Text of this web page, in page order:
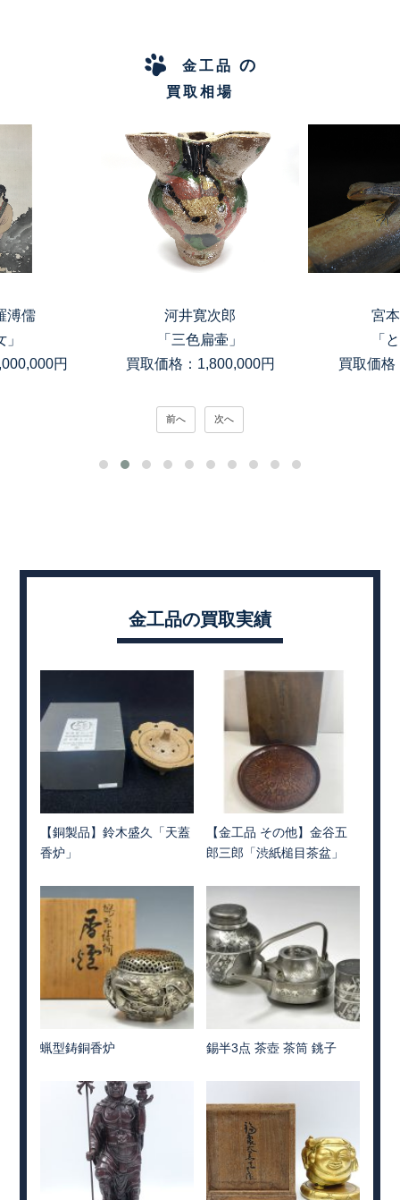
金工品 の
買取相場
郎
壷」
円
宮本理三郎
「とかげ」
買取価格：150,000円
高
「銀滴岩
買取価
前へ 次へ
金工品の買取実績
【銅製品】鈴木盛久「天蓋
香炉」
【金工品 その他】金谷五
郎三郎「渋紙槌目茶盆」
蝋型鋳銅香炉 錫半3点 茶壺 茶筒 銚子